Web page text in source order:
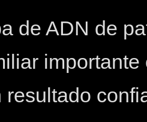
de ADN de
resultado